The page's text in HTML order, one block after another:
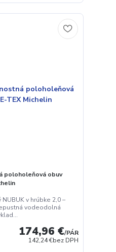
poloholeňová obuv
v hrúbke 2,0 –
vodeodolná
174,96 €/PÁR
142,24 €bez DPH